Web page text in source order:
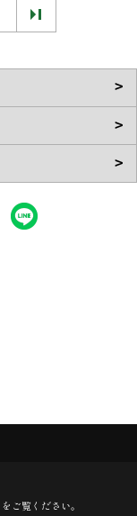
をご覧ください。